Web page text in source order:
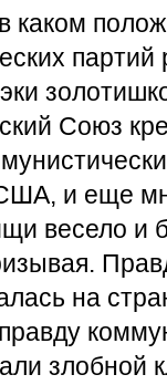
каком
Союз
и еще
весело и
на
злобной